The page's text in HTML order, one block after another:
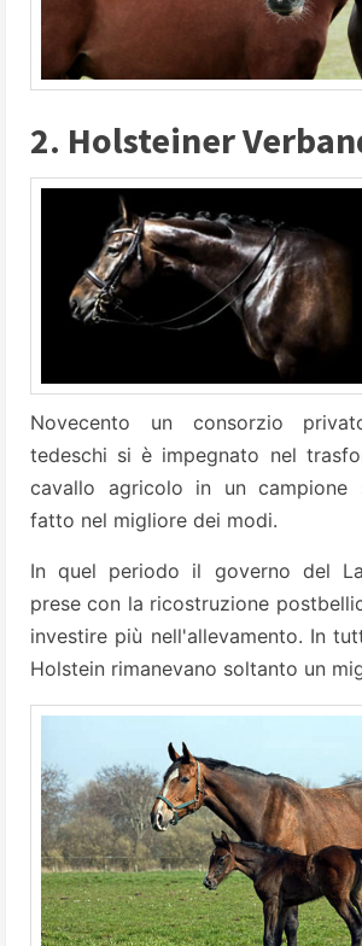
2. Holsteiner
Novecento un consorzio
tedeschi si è impegnato nel
cavallo agricolo in un campione
fatto nel migliore dei modi.
In quel periodo il governo del
prese con la ricostruzione
investire più nell'allevamento. In
Holstein rimanevano soltanto un